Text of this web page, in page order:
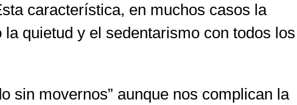
característica, en muchos casos la
quietud y el sedentarismo con todos los
sin movernos” aunque nos complican la